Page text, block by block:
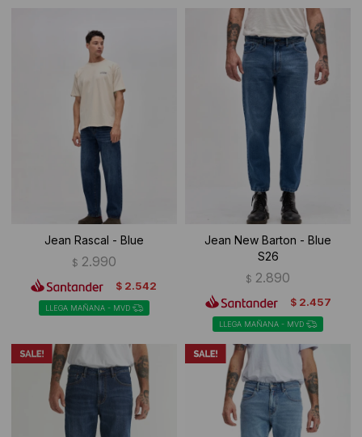
Jean Rascal - Blue
$ 2.990
$ 2.542
LLEGA MAÑANA - MVD
Jean New Barton - Blue
S26
$ 2.890
$ 2.457
LLEGA MAÑANA - MVD